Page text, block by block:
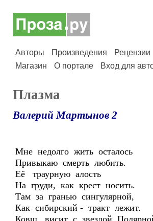
Авторы Произведения Рецензии
Магазин
О портале Вход для
Плазма
Валерий Мартынов 2
Мне недолго жить осталось
Привыкаю смерть любить.
Её траурную алость
На груди, как крест носить.
Там за гранью сингулярной,
Как сибирский - тракт лежит.
Ковш висит с звездой